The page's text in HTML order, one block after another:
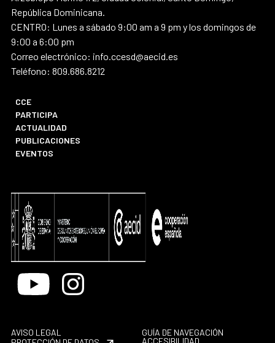
República Dominicana.
CENTRO: Lunes a sábado 9:00 am a 9 pm y los domingos de
9:00 a 6:00 pm
Correo electrónico: info.ccesd@aecid.es
Teléfono: 809.686.8212
CCE
PARTICIPA
ACTUALIDAD
PUBLICACIONES
EVENTOS
Youtube Instagram
AVISO LEGAL
GUÍA DE NAVEGACIÓN
ACCESIBILIDAD